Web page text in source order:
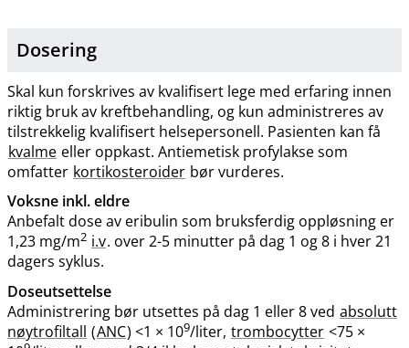
Dosering
Skal kun forskrives av kvalifisert lege med erfaring innen
riktig bruk av kreftbehandling, og kun administreres av
tilstrekkelig kvalifisert helsepersonell. Pasienten kan få
kvalme eller oppkast. Antiemetisk profylakse som
omfatter kortikosteroider bør vurderes.
Voksne inkl. eldre
Anbefalt dose av eribulin som bruksferdig oppløsning er
1,23 mg​​/​​m2 i.v. over 2-5 minutter på dag 1 og 8 i hver 21
dagers syklus.
Doseutsettelse
Administrering bør utsettes på dag 1 eller 8 ved absolutt
nøytrofiltall (ANC) <1 × 109/liter, trombocytter <75 ×